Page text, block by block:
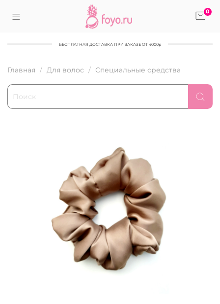
0
БЕСПЛАТНАЯ ДОСТАВКА ПРИ ЗАКАЗЕ ОТ 4000р
Главная Для волос Специальные средства